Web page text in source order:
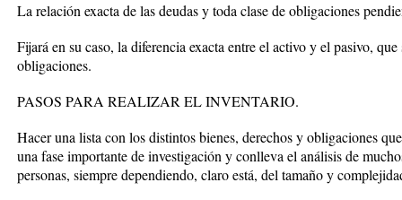
La relación exacta de las deudas y toda clase de obligaciones
Fijará en su caso, la diferencia exacta entre el activo y el pasivo,
obligaciones.
PASOS PARA REALIZAR EL INVENTARIO.
Hacer una lista con los distintos bienes, derechos y obligaciones
una fase importante de investigación y conlleva el análisis de
personas, siempre dependiendo, claro está, del tamaño y